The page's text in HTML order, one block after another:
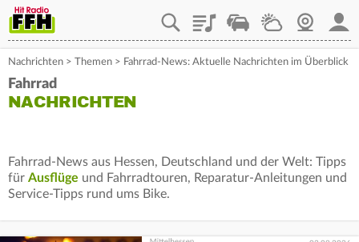
PlaylistStaupilotWetterWebcam
Nachrichten > Themen > Fahrrad-News: Aktuelle Nachrichten im Überblick
Fahrrad
NACHRICHTEN
Fahrrad-News aus Hessen, Deutschland und der Welt: Tipps
für Ausflüge und Fahrradtouren, Reparatur-Anleitungen und
Service-Tipps rund ums Bike.